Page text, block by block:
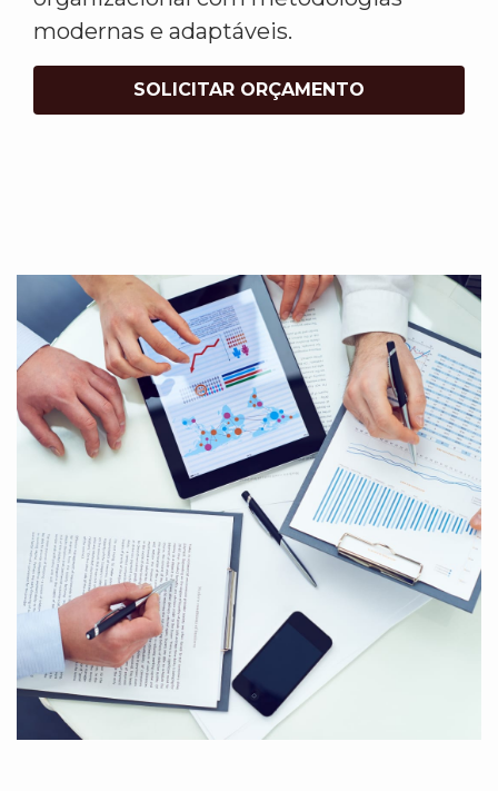
modernas e adaptáveis.
SOLICITAR ORÇAMENTO